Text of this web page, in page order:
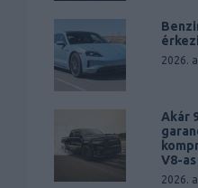
2026.
Akár
V8-
2026.